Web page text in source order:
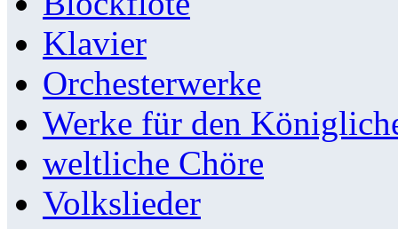
Klavier
Orchesterwerke
Werke für den
weltliche Chöre
Volkslieder